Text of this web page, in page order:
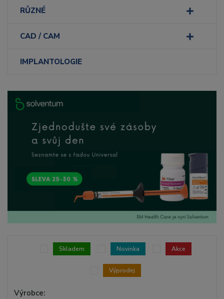
RŮZNÉ
CAD / CAM
IMPLANTOLOGIE
Výrobce:
Skladem Novinka Akce
Výprodej